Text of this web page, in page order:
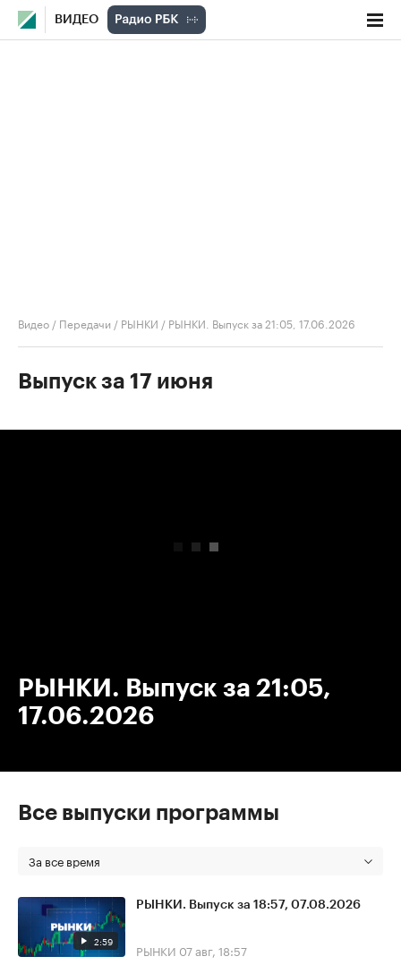
ВИДЕО
Видео / Передачи / РЫНКИ / РЫНКИ. Выпуск за 21:05, 17.06.2026
Выпуск за 17 июня
РЫНКИ. Выпуск за 21:05,
17.06.2026
Все выпуски программы
За все время
2:59
РЫНКИ. Выпуск за 18:57, 07.08.2026
РЫНКИ 07 авг, 18:57